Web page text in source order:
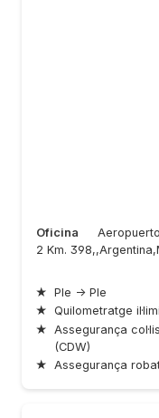
Oficina
2 Km.
★ Ple → Ple
★ Quilometratge
★ Assegurança
(CDW)
★ Assegurança